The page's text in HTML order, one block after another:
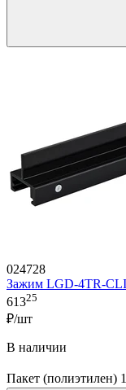
024728
Зажим LGD-4TR-
61325
₽/шт
В наличии
Пакет